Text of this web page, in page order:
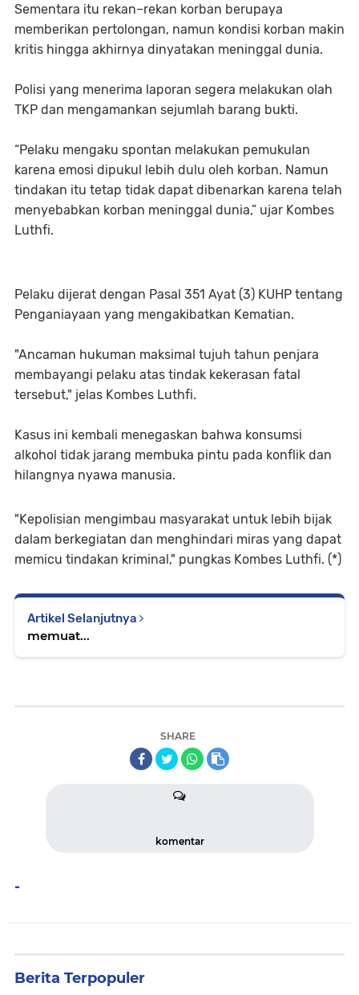
Sementara itu rekan–rekan korban berupaya
memberikan pertolongan, namun kondisi korban makin
kritis hingga akhirnya dinyatakan meninggal dunia.
Polisi yang menerima laporan segera melakukan olah
TKP dan mengamankan sejumlah barang bukti.
“Pelaku mengaku spontan melakukan pemukulan
karena emosi dipukul lebih dulu oleh korban. Namun
tindakan itu tetap tidak dapat dibenarkan karena telah
menyebabkan korban meninggal dunia,” ujar Kombes
Luthfi.
Pelaku dijerat dengan Pasal 351 Ayat (3) KUHP tentang
Penganiayaan yang mengakibatkan Kematian.
"Ancaman hukuman maksimal tujuh tahun penjara
membayangi pelaku atas tindak kekerasan fatal
tersebut," jelas Kombes Luthfi.
Kasus ini kembali menegaskan bahwa konsumsi
alkohol tidak jarang membuka pintu pada konflik dan
hilangnya nyawa manusia.
"Kepolisian mengimbau masyarakat untuk lebih bijak
dalam berkegiatan dan menghindari miras yang dapat
memicu tindakan kriminal," pungkas Kombes Luthfi. (*)
Artikel Selanjutnya
memuat...
SHARE
komentar
-
Berita Terpopuler